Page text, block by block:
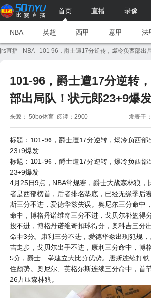
首页 直播 录像
NBA 英超 西甲 意甲 法
jrs直播 - NBA- 101-96，爵士遭17分逆转，爆冷负西部出
101-96，爵士遭17分逆转
部出局队！状元郎23+9爆
来源： 50bo体育 阅读：2900 发表于
标题：101-96， 爵士遭17分逆转，爆冷负西部
23+9爆发
标题：101-96，爵士遭17分逆转，爆冷负西部
23+9爆发
4月25日9点，NBA常规赛，爵士大战森林狼
者是西部榜首，后者排名垫底，已经无缘季后
斯三分不进，爱德华兹失误。奥尼尔三分命中
命中，博格丹诺维奇三分不进，戈贝尔补篮得
投不进，博格丹诺维奇扣球得分，奥科吉三分
命中3分。康利三分不进，爱德华兹出现犯规
吉走步，戈贝尔出手不进，康利三分命中，博
5分，爵士一举建立大比分优势。唐斯连续打
住颓势。奥尼尔、英格尔斯连续三分命中，首
26力压森林狼。